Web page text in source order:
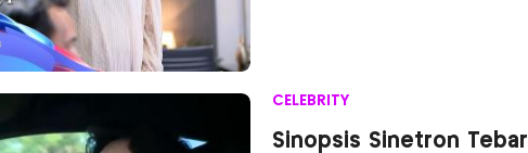
CELEBRITY
Sinopsis Sinetron